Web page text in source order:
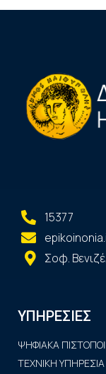
15377
Σοφ.
ΥΠΗΡΕΣΙΕΣ
ΨΗΦΙΑΚΑ
ΤΕΧΝΙΚΗ ΥΠΗΡΕΣΙΑ